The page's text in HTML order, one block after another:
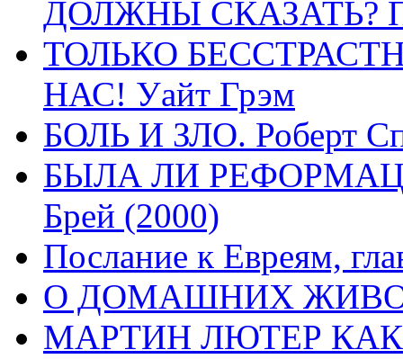
ДОЛЖНЫ СКАЗАТЬ?
ТОЛЬКО
НАС! Уайт Грэм
БОЛЬ И ЗЛО. Роберт
БЫЛА ЛИ
Брей (2000)
Послание к Евреям,
О ДОМАШНИХ
МАРТИН ЛЮТЕР